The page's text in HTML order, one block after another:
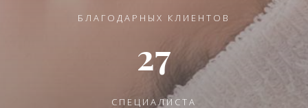
БЛАГОДАРНЫХ КЛИЕНТОВ
27
СПЕЦИАЛИСТА